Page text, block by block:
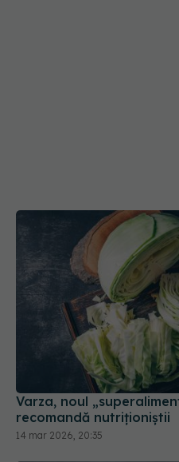
Varza, noul
recomandă nutriționiștii
14 mar 2026, 20:35